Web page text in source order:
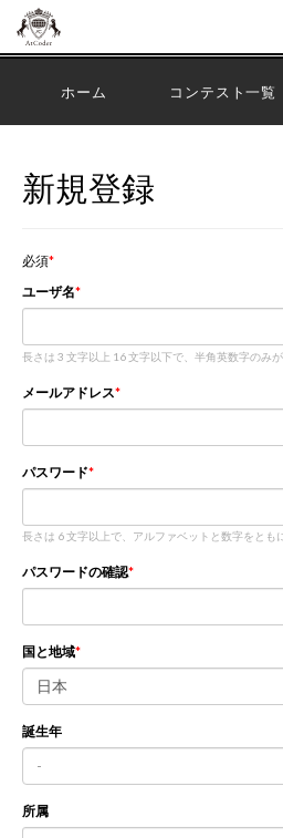
ホーム コンテスト一覧
新規登録
必須
ユーザ名
長さは 3 文字以上 16 文字以下で、半角英数字のみが
メールアドレス
パスワード
長さは 6 文字以上で、アルファベットと数字をとも
パスワードの確認
国と地域
日本
誕生年
-
所属